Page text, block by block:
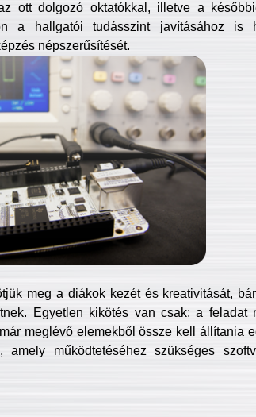
ott dolgozó oktatókkal, illetve a
a hallgatói tudásszint javításához is
népszerűsítését.
meg a diákok kezét és kreativitását,
Egyetlen kikötés van csak: a feladat
meglévő elemekből össze kell állítania
amely működtetéséhez szükséges